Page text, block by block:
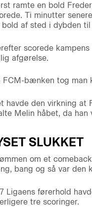
ramte en bold
Ti minutter
bold af sted i dybden
scorede
afgørelse.
FCM-bænken tog man
havde den virkning at
Melin håbet, da han
SLUKKET
om et
bang og så var den
Ligaens førerhold
tre scoringer.